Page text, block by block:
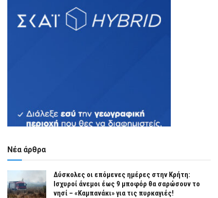
Νέα άρθρα
Δύσκολες οι επόμενες ημέρες στην Κρήτη:
Ισχυροί άνεμοι έως 9 μποφόρ θα σαρώσουν το
νησί – «Καμπανάκι» για τις πυρκαγιές!